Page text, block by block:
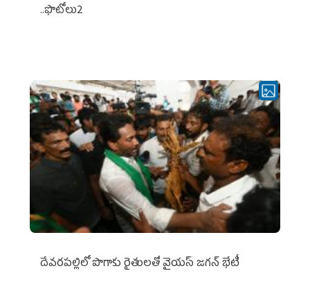
..ఫొటోలు2
దేవరపల్లిలో పొగాకు రైతులతో వైయస్ జగన్ భేటీ